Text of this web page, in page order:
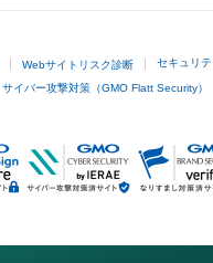
Webサイトリスク診断 セキュリ
サイバー攻撃対策（GMO Flatt Security）